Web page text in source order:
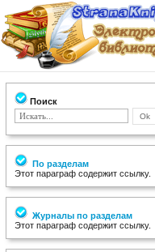
Поиск
По разделам
Этот параграф содержит ссылку.
Журналы по разделам
Этот параграф содержит ссылку.